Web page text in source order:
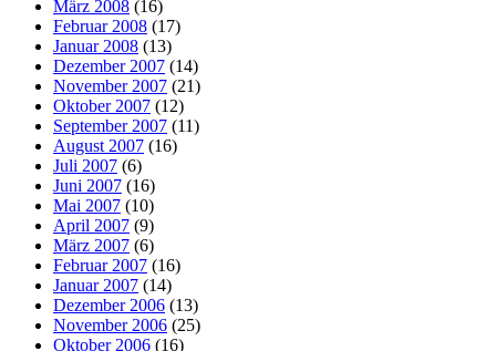
März 2008 (16)
Februar 2008 (17)
Januar 2008 (13)
Dezember 2007 (14)
November 2007 (21)
Oktober 2007 (12)
September 2007 (11)
August 2007 (16)
Juli 2007 (6)
Juni 2007 (16)
Mai 2007 (10)
April 2007 (9)
März 2007 (6)
Februar 2007 (16)
Januar 2007 (14)
Dezember 2006 (13)
November 2006 (25)
Oktober 2006 (16)